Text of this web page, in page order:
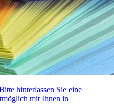
hinterlassen Sie eine
mit Ihnen in